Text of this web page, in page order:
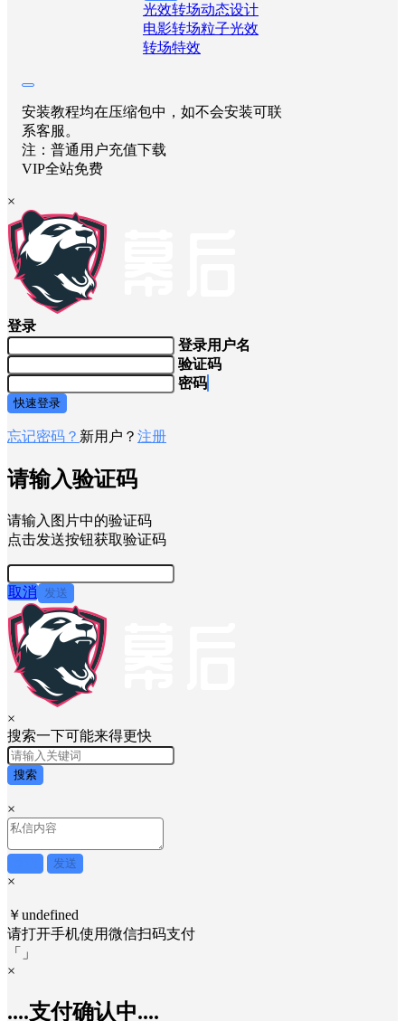
海报分享
转场特效
注：普通用户充值下载
VIP全站免费
×
登录
快速登录
请输入验证码
请输入图片中的验证码
点击发送按钮获取验证码
取消
×
搜索一下可能来得更快
×
取消 发送
请打开手机使用微信